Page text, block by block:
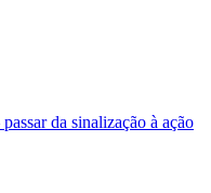
da sinalização à ação